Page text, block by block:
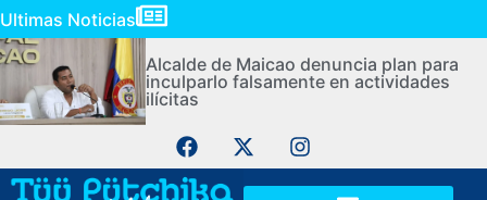
Ultimas Noticias
Alcalde de Maicao denuncia plan para
inculparlo falsamente en actividades
ilícitas